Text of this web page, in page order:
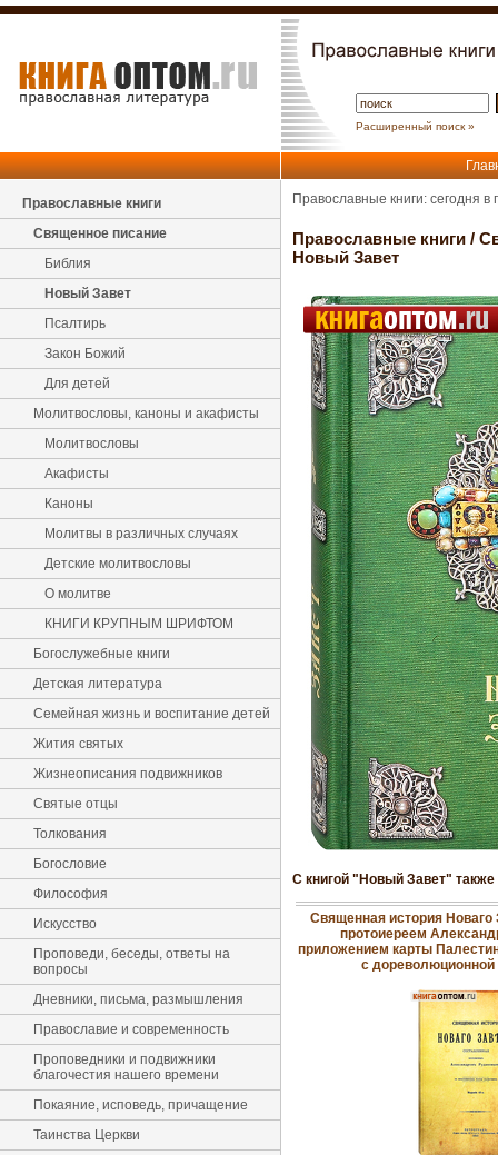
Расширенный поиск »
Православные книги
Священное писание
Библия
Новый Завет
Псалтирь
Закон Божий
Для детей
Молитвословы, каноны и акафисты
Молитвословы
Акафисты
Каноны
Молитвы в различных случаях
Детские молитвословы
О молитве
КНИГИ КРУПНЫМ ШРИФТОМ
Богослужебные книги
Детская литература
Семейная жизнь и воспитание детей
Жития святых
Жизнеописания подвижников
Святые отцы
Толкования
Богословие
Философия
Искусство
Проповеди, беседы, ответы на
вопросы
Дневники, письма, размышления
Православие и современность
Проповедники и подвижники
благочестия нашего времени
Покаяние, исповедь, причащение
Таинства Церкви
Православные книги: сегодня
Православные книги /
Новый Завет
С книгой "Новый Завет" также
Священная история Новаго
протоиереем
приложением карты
с